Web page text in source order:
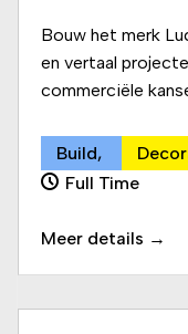
Bouw het merk
en vertaal
commerciële
Build
Full Time
Meer details